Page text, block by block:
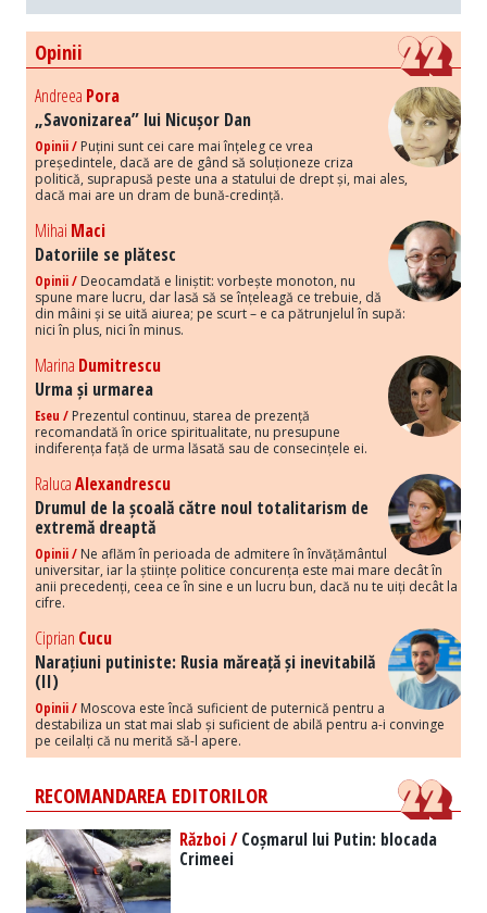
Opinii
Andreea Pora
„Savonizarea” lui Nicușor Dan
Opinii / Puțini sunt cei care mai înțeleg ce vrea
președintele, dacă are de gând să soluționeze criza
politică, suprapusă peste una a statului de drept și, mai ales,
dacă mai are un dram de bună-credință.
Mihai Maci
Datoriile se plătesc
Opinii / Deocamdată e liniștit: vorbește monoton, nu
spune mare lucru, dar lasă să se înțeleagă ce trebuie, dă
din mâini și se uită aiurea; pe scurt – e ca pătrunjelul în supă:
nici în plus, nici în minus.
Marina Dumitrescu
Urma și urmarea
Eseu / Prezentul continuu, starea de prezență
recomandată în orice spiritualitate, nu presupune
indiferența față de urma lăsată sau de consecințele ei.
RalucaAlexandrescu
Drumul de la școală către noul totalitarism de
extremă dreaptă
Opinii / Ne aflăm în perioada de admitere în învățământul
universitar, iar la științe politice concurența este mai mare decât în
anii precedenți, ceea ce în sine e un lucru bun, dacă nu te uiți decât la
cifre.
Ciprian Cucu
Narațiuni putiniste: Rusia măreață și inevitabilă
(II)
Opinii / Moscova este încă suficient de puternică pentru a
destabiliza un stat mai slab și suficient de abilă pentru a-i convinge
pe ceilalți că nu merită să-l apere.
RECOMANDAREA EDITORILOR
Război /Coșmarul lui Putin: blocada
Crimeei